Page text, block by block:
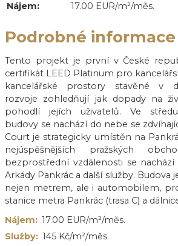
Nájem: 17.00 EUR/m²/měs.
Podrobné informace
Tento projekt je první v České
certifikát LEED Platinum pro
kancelářské prostory stavěné v
rozvoje zohledňují jak dopady na
pohodlí jejích uživatelů. Ve
budovy se nachází do nebe se
Court je strategicky umístěn na
nejúspěšnějších pražských
bezprostřední vzdálenosti se
Arkády Pankrác a další služby. Budova
nejen metrem, ale i automobilem,
stanice metra Pankrác (trasa C) a
Nájem: 17.00 EUR/m²/měs.
Služby: 145 Kč/m²/měs.